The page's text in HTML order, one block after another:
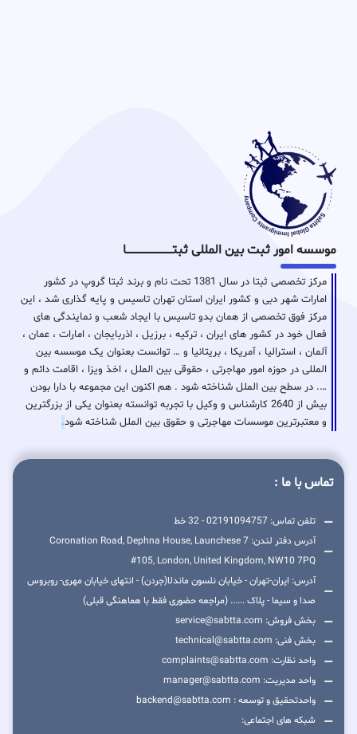
موسسه امور ثبت بین المللی ثبتـــــــــــــــــــــــــــــا
مرکز تخصصی ثبتا در سال 1381 تحت نام و برند ثبتا گروپ در کشور
امارات شهر دبی و کشور ایران استان تهران تاسیس و پایه گذاری شد ، این
مرکز فوق تخصصی از همان بدو تاسیس با ایجاد شعب و نمایندگی های
فعال خود در کشور های ایران ، ترکیه ، برزیل ، اذربایجان ، امارات ، عمان ،
آلمان ، استرالیا ، آمریکا ، بریتانیا و … توانست بعنوان یک موسسه بین
المللی در حوزه امور مهاجرتی ، حقوقی بین الملل ، اخذ ویزا ، اقامت دائم و
…. در سطح بین الملل شناخته شود . هم اکنون این مجموعه با دارا بودن
بیش از 2640 کارشناس و وکیل با تجربه توانسته بعنوان یکی از بزرگترین
و معتبرترین موسسات مهاجرتی و حقوق بین الملل شناخته شود.
تماس با ما :
تلفن تماس: 02191094757 - 32 خط
آدرس دفتر لندن: 7 Coronation Road, Dephna House, Launchese
#105, London, United Kingdom, NW10 7PQ
آدرس: ایران-تهران - خیابان نلسون ماندلا(جردن) - انتهای خیابان مهری- روبروس
صدا و سیما - پلاک ...... (مراجعه حضوری فقط با هماهنگی قبلی)
بخش فروش: service@sabtta.com
بخش فنی: technical@sabtta.com
واحد نظارت: complaints@sabtta.com
واحد مدیریت: manager@sabtta.com
واحدتحقیق و توسعه : backend@sabtta.com
شبکه های اجتماعی: